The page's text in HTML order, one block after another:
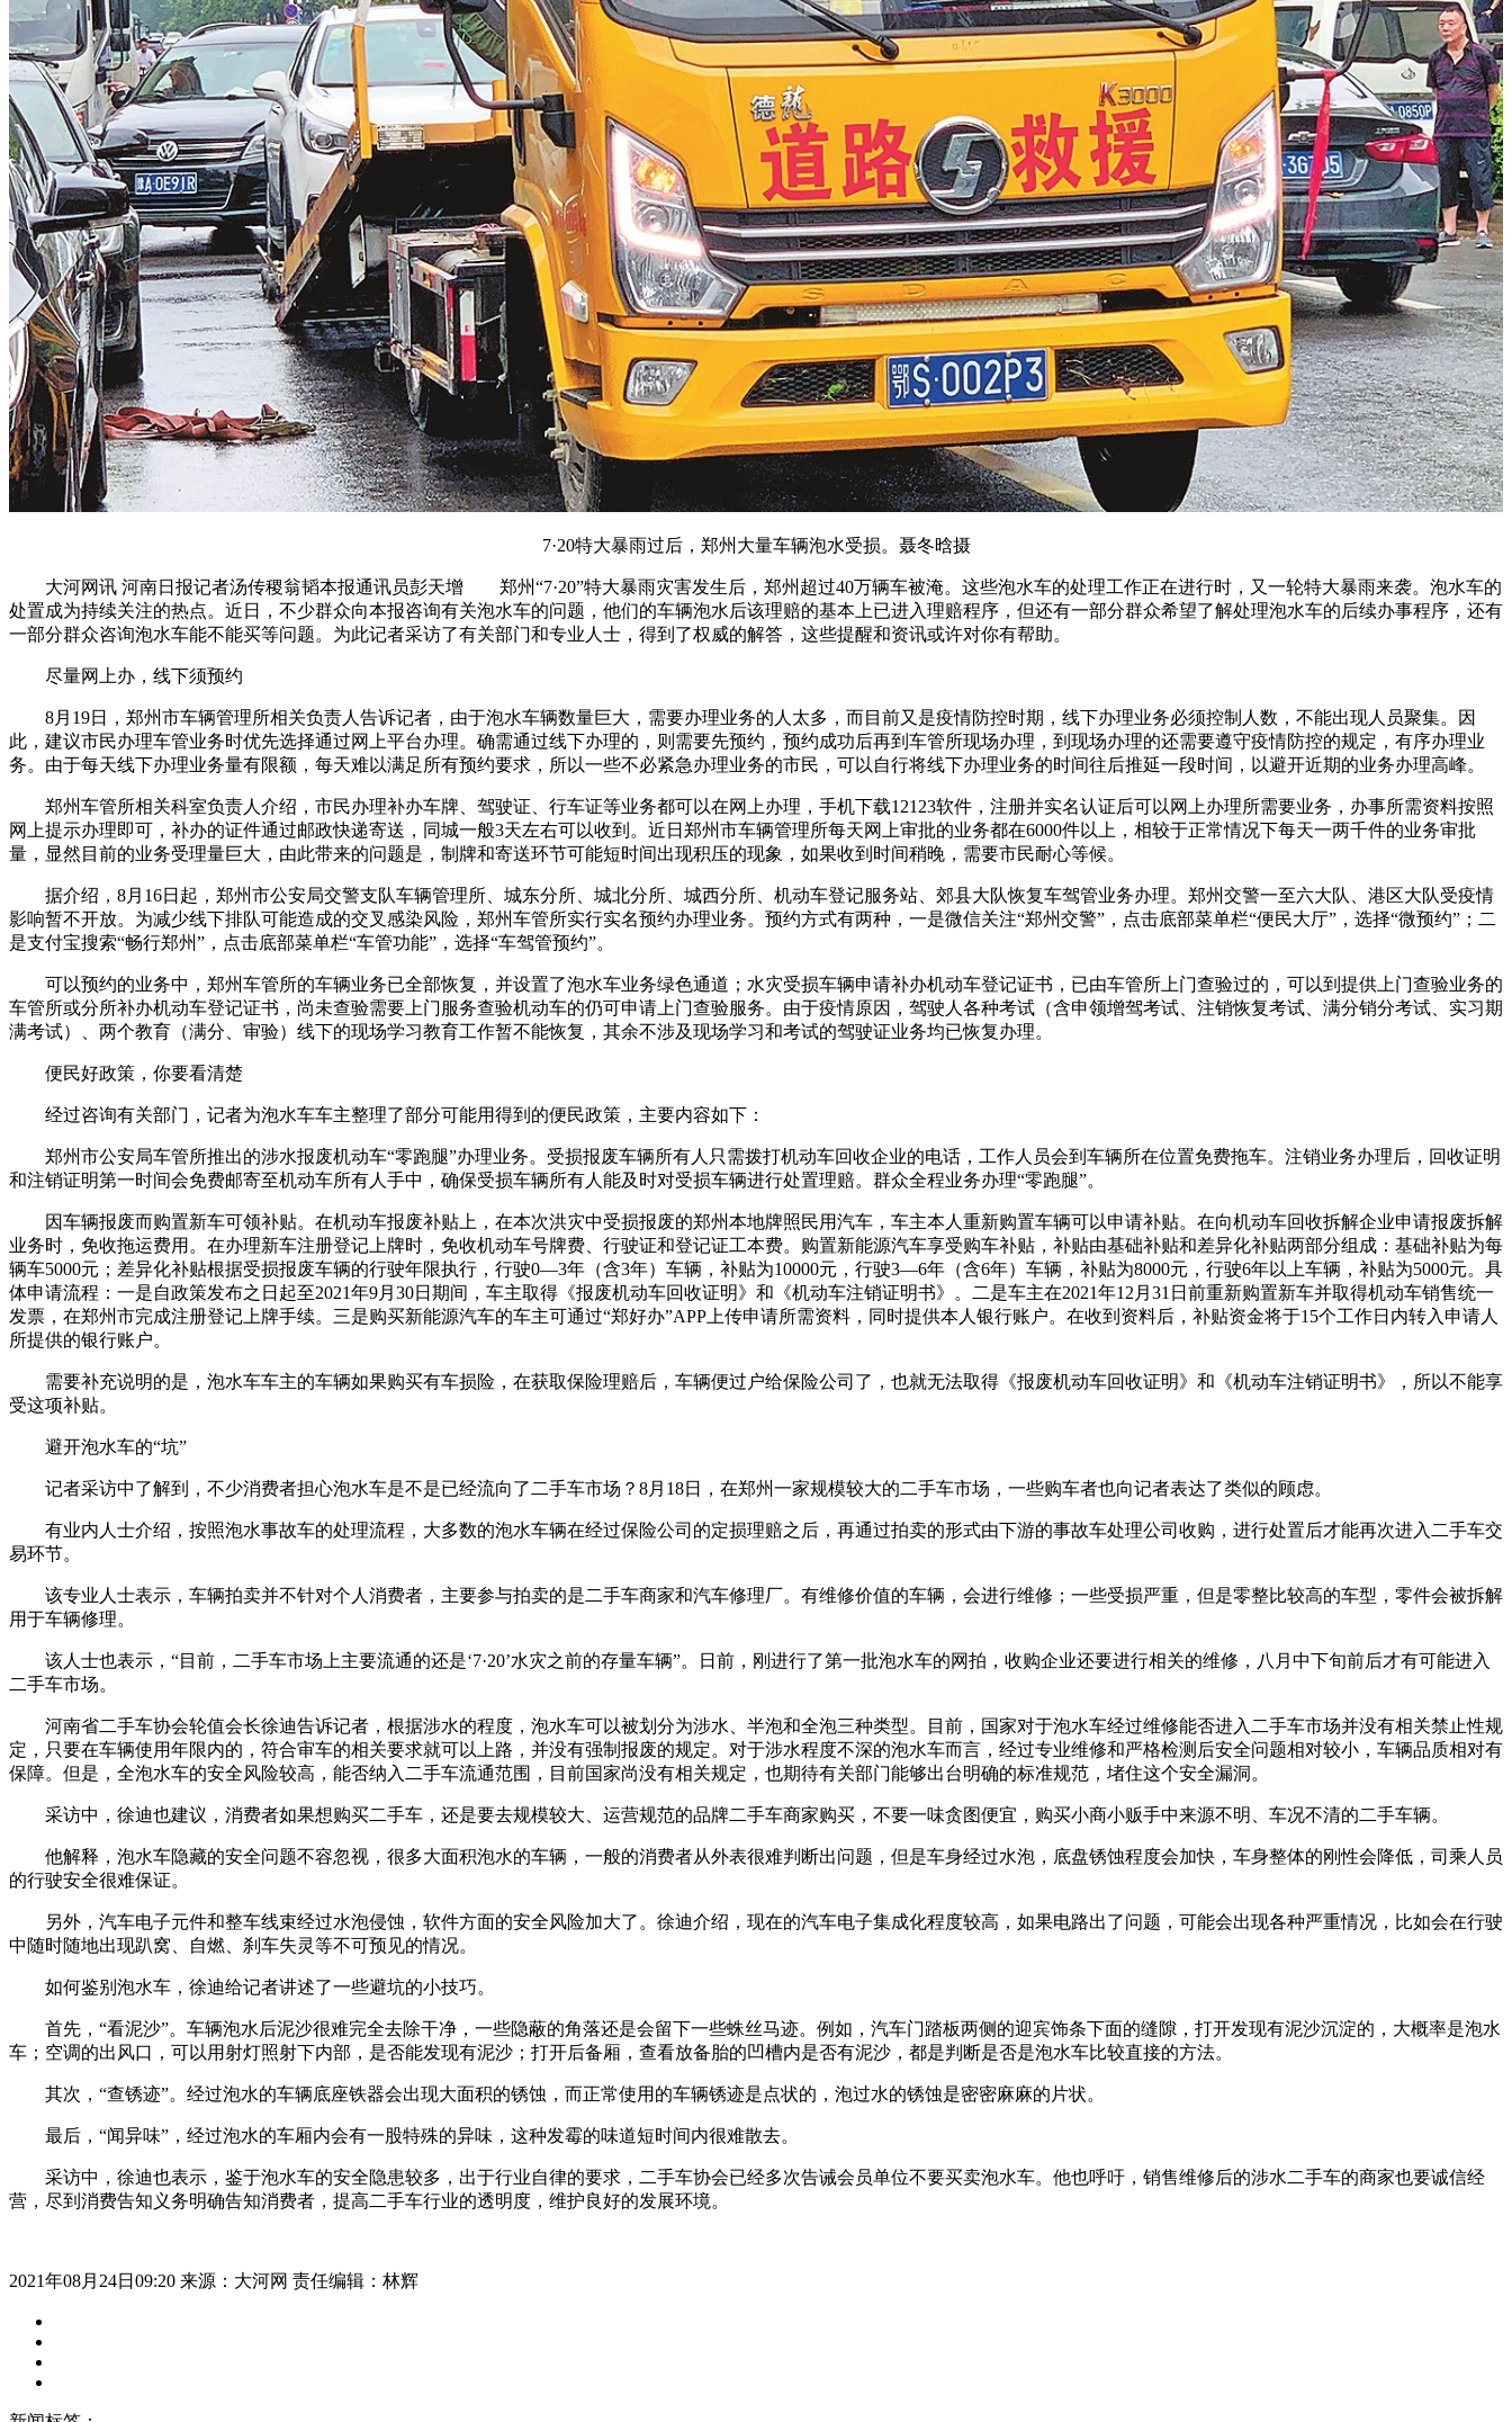
7·20特大暴雨过后，郑州大量车辆泡水受损。聂冬晗摄
大河网讯 河南日报记者汤传稷翁韬本报通讯员彭天增 郑州“7·20”特大暴雨灾害发生后，郑州超过40万辆车被淹。这些泡水车的处理工作正在进行时，又一轮特大暴雨来袭。泡水车的
处置成为持续关注的热点。近日，不少群众向本报咨询有关泡水车的问题，他们的车辆泡水后该理赔的基本上已进入理赔程序，但还有一部分群众希望了解处理泡水车的后续办事程序，还有
一部分群众咨询泡水车能不能买等问题。为此记者采访了有关部门和专业人士，得到了权威的解答，这些提醒和资讯或许对你有帮助。
尽量网上办，线下须预约
8月19日，郑州市车辆管理所相关负责人告诉记者，由于泡水车辆数量巨大，需要办理业务的人太多，而目前又是疫情防控时期，线下办理业务必须控制人数，不能出现人员聚集。因
此，建议市民办理车管业务时优先选择通过网上平台办理。确需通过线下办理的，则需要先预约，预约成功后再到车管所现场办理，到现场办理的还需要遵守疫情防控的规定，有序办理业
务。由于每天线下办理业务量有限额，每天难以满足所有预约要求，所以一些不必紧急办理业务的市民，可以自行将线下办理业务的时间往后推延一段时间，以避开近期的业务办理高峰。
郑州车管所相关科室负责人介绍，市民办理补办车牌、驾驶证、行车证等业务都可以在网上办理，手机下载12123软件，注册并实名认证后可以网上办理所需要业务，办事所需资料按照
网上提示办理即可，补办的证件通过邮政快递寄送，同城一般3天左右可以收到。近日郑州市车辆管理所每天网上审批的业务都在6000件以上，相较于正常情况下每天一两千件的业务审批
量，显然目前的业务受理量巨大，由此带来的问题是，制牌和寄送环节可能短时间出现积压的现象，如果收到时间稍晚，需要市民耐心等候。
据介绍，8月16日起，郑州市公安局交警支队车辆管理所、城东分所、城北分所、城西分所、机动车登记服务站、郊县大队恢复车驾管业务办理。郑州交警一至六大队、港区大队受疫情
影响暂不开放。为减少线下排队可能造成的交叉感染风险，郑州车管所实行实名预约办理业务。预约方式有两种，一是微信关注“郑州交警”，点击底部菜单栏“便民大厅”，选择“微预约”；二
是支付宝搜索“畅行郑州”，点击底部菜单栏“车管功能”，选择“车驾管预约”。
可以预约的业务中，郑州车管所的车辆业务已全部恢复，并设置了泡水车业务绿色通道；水灾受损车辆申请补办机动车登记证书，已由车管所上门查验过的，可以到提供上门查验业务的
车管所或分所补办机动车登记证书，尚未查验需要上门服务查验机动车的仍可申请上门查验服务。由于疫情原因，驾驶人各种考试（含申领增驾考试、注销恢复考试、满分销分考试、实习期
满考试）、两个教育（满分、审验）线下的现场学习教育工作暂不能恢复，其余不涉及现场学习和考试的驾驶证业务均已恢复办理。
便民好政策，你要看清楚
经过咨询有关部门，记者为泡水车车主整理了部分可能用得到的便民政策，主要内容如下：
郑州市公安局车管所推出的涉水报废机动车“零跑腿”办理业务。受损报废车辆所有人只需拨打机动车回收企业的电话，工作人员会到车辆所在位置免费拖车。注销业务办理后，回收证明
和注销证明第一时间会免费邮寄至机动车所有人手中，确保受损车辆所有人能及时对受损车辆进行处置理赔。群众全程业务办理“零跑腿”。
因车辆报废而购置新车可领补贴。在机动车报废补贴上，在本次洪灾中受损报废的郑州本地牌照民用汽车，车主本人重新购置车辆可以申请补贴。在向机动车回收拆解企业申请报废拆解
业务时，免收拖运费用。在办理新车注册登记上牌时，免收机动车号牌费、行驶证和登记证工本费。购置新能源汽车享受购车补贴，补贴由基础补贴和差异化补贴两部分组成：基础补贴为每
辆车5000元；差异化补贴根据受损报废车辆的行驶年限执行，行驶0—3年（含3年）车辆，补贴为10000元，行驶3—6年（含6年）车辆，补贴为8000元，行驶6年以上车辆，补贴为5000元。具
体申请流程：一是自政策发布之日起至2021年9月30日期间，车主取得《报废机动车回收证明》和《机动车注销证明书》。二是车主在2021年12月31日前重新购置新车并取得机动车销售统一
发票，在郑州市完成注册登记上牌手续。三是购买新能源汽车的车主可通过“郑好办”APP上传申请所需资料，同时提供本人银行账户。在收到资料后，补贴资金将于15个工作日内转入申请人
所提供的银行账户。
需要补充说明的是，泡水车车主的车辆如果购买有车损险，在获取保险理赔后，车辆便过户给保险公司了，也就无法取得《报废机动车回收证明》和《机动车注销证明书》，所以不能享
受这项补贴。
避开泡水车的“坑”
记者采访中了解到，不少消费者担心泡水车是不是已经流向了二手车市场？8月18日，在郑州一家规模较大的二手车市场，一些购车者也向记者表达了类似的顾虑。
有业内人士介绍，按照泡水事故车的处理流程，大多数的泡水车辆在经过保险公司的定损理赔之后，再通过拍卖的形式由下游的事故车处理公司收购，进行处置后才能再次进入二手车交
易环节。
该专业人士表示，车辆拍卖并不针对个人消费者，主要参与拍卖的是二手车商家和汽车修理厂。有维修价值的车辆，会进行维修；一些受损严重，但是零整比较高的车型，零件会被拆解
用于车辆修理。
该人士也表示，“目前，二手车市场上主要流通的还是‘7·20’水灾之前的存量车辆”。日前，刚进行了第一批泡水车的网拍，收购企业还要进行相关的维修，八月中下旬前后才有可能进入
二手车市场。
河南省二手车协会轮值会长徐迪告诉记者，根据涉水的程度，泡水车可以被划分为涉水、半泡和全泡三种类型。目前，国家对于泡水车经过维修能否进入二手车市场并没有相关禁止性规
定，只要在车辆使用年限内的，符合审车的相关要求就可以上路，并没有强制报废的规定。对于涉水程度不深的泡水车而言，经过专业维修和严格检测后安全问题相对较小，车辆品质相对有
保障。但是，全泡水车的安全风险较高，能否纳入二手车流通范围，目前国家尚没有相关规定，也期待有关部门能够出台明确的标准规范，堵住这个安全漏洞。
采访中，徐迪也建议，消费者如果想购买二手车，还是要去规模较大、运营规范的品牌二手车商家购买，不要一味贪图便宜，购买小商小贩手中来源不明、车况不清的二手车辆。
他解释，泡水车隐藏的安全问题不容忽视，很多大面积泡水的车辆，一般的消费者从外表很难判断出问题，但是车身经过水泡，底盘锈蚀程度会加快，车身整体的刚性会降低，司乘人员
的行驶安全很难保证。
另外，汽车电子元件和整车线束经过水泡侵蚀，软件方面的安全风险加大了。徐迪介绍，现在的汽车电子集成化程度较高，如果电路出了问题，可能会出现各种严重情况，比如会在行驶
中随时随地出现趴窝、自燃、刹车失灵等不可预见的情况。
如何鉴别泡水车，徐迪给记者讲述了一些避坑的小技巧。
首先，“看泥沙”。车辆泡水后泥沙很难完全去除干净，一些隐蔽的角落还是会留下一些蛛丝马迹。例如，汽车门踏板两侧的迎宾饰条下面的缝隙，打开发现有泥沙沉淀的，大概率是泡水
车；空调的出风口，可以用射灯照射下内部，是否能发现有泥沙；打开后备厢，查看放备胎的凹槽内是否有泥沙，都是判断是否是泡水车比较直接的方法。
其次，“查锈迹”。经过泡水的车辆底座铁器会出现大面积的锈蚀，而正常使用的车辆锈迹是点状的，泡过水的锈蚀是密密麻麻的片状。
最后，“闻异味”，经过泡水的车厢内会有一股特殊的异味，这种发霉的味道短时间内很难散去。
采访中，徐迪也表示，鉴于泡水车的安全隐患较多，出于行业自律的要求，二手车协会已经多次告诫会员单位不要买卖泡水车。他也呼吁，销售维修后的涉水二手车的商家也要诚信经
营，尽到消费告知义务明确告知消费者，提高二手车行业的透明度，维护良好的发展环境。
2021年08月24日09:20 来源：大河网 责任编辑：林辉